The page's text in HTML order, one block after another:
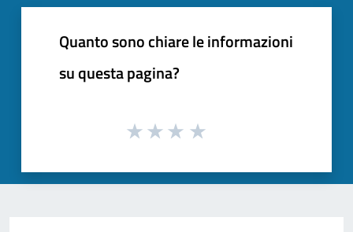
Quanto sono chiare le informazioni
su questa pagina?